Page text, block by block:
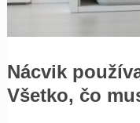
Nácvik
Všetko, čo